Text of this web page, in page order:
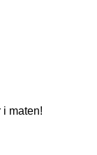
i maten!